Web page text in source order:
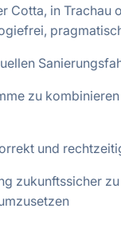
Cotta, in Trachau
zu
und
zukunftssicher